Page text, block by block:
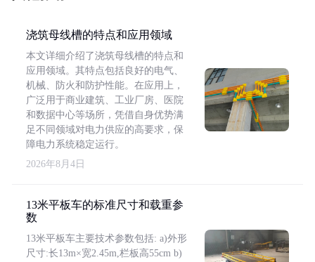
浇筑母线槽的特点和应用领域
本文详细介绍了浇筑母线槽的特点和
应用领域。其特点包括良好的电气、
机械、防火和防护性能。在应用上，
广泛用于商业建筑、工业厂房、医院
和数据中心等场所，凭借自身优势满
足不同领域对电力供应的高要求，保
障电力系统稳定运行。
2026年8月4日
13米平板车的标准尺寸和载重参
数
13米平板车主要技术参数包括: a)外形
尺寸:长13m×宽2.45m,栏板高55cm b)